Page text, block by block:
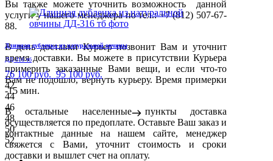
Вы также можете уточнить возможность данной
услуги у нашего менеджера по тел.: +7 (812) 507-67-
88.
В день доставки Курьер позвонит Вам и уточнит
время доставки. Вы можете в присутствии Курьера
примерить заказанные Вами вещи, и если что-то
Вам не подошло, вернуть курьеру. Время примерки
-15 мин.
В остальные населенные пункты доставка
осуществляется по предоплате. Оставьте Ваш заказ и
контактные данные на нашем сайте, менеджер
свяжется с Вами, уточнит стоимость и сроки
доставки и вышлет счет на оплату.
Длинная дубленка из натуральной овчины
ДД-316 тб
76 100 руб. 95 100 руб.
42
44
46
48
50
52